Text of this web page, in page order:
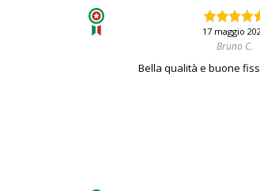
17 maggio
Bruno C.
Bella qualità e buone